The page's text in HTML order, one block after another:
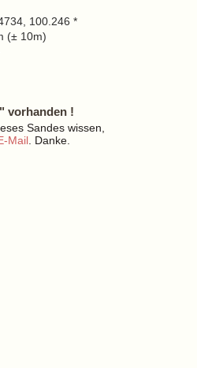
100.246 *
(± 10m)
vorhanden !
Sandes wissen,
Mail . Danke.